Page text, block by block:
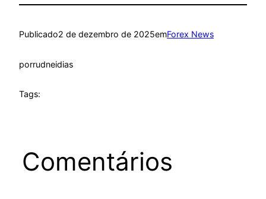
Publicado2 de dezembro de 2025emForex News
porrudneidias
Tags:
Comentários